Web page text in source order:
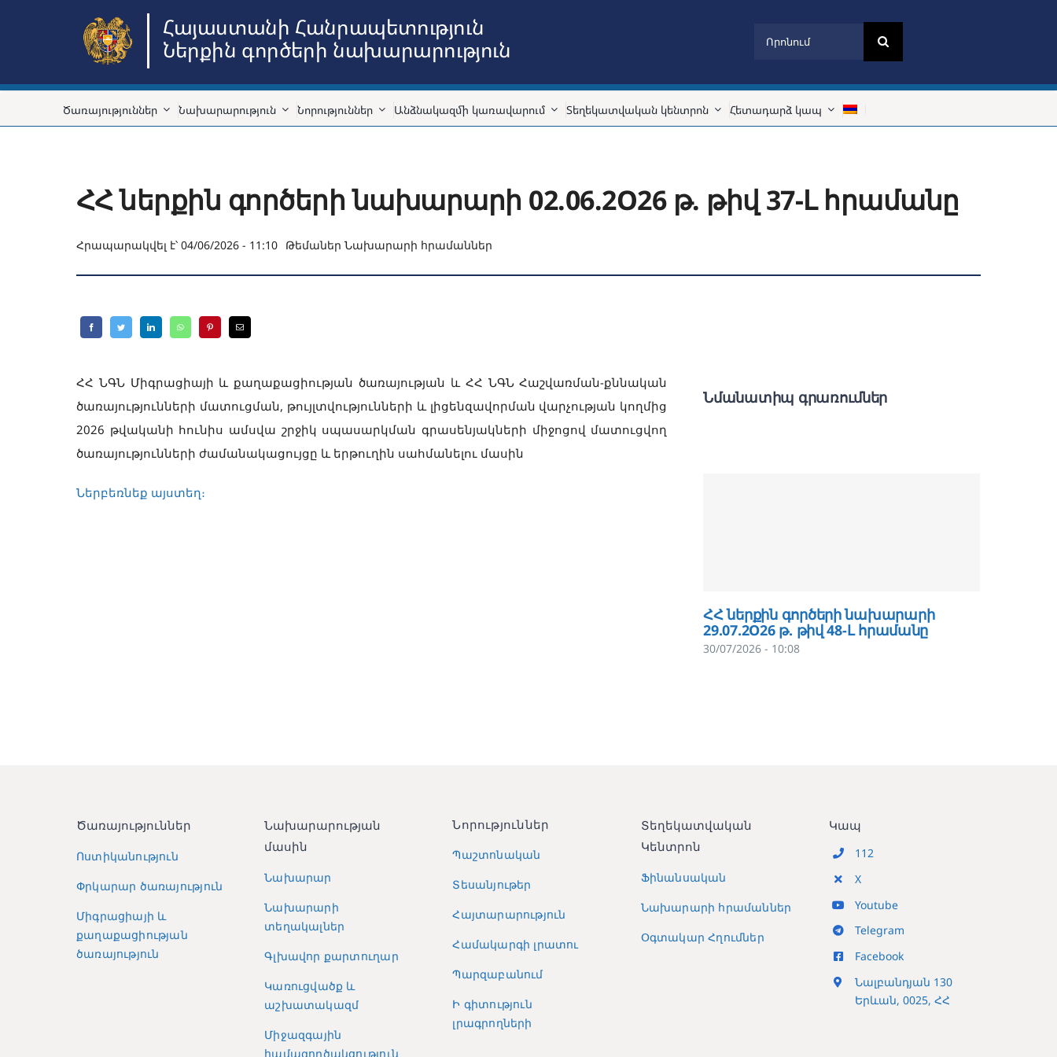
Հայաստանի Հանրապետություն
Ներքին գործերի նախարարություն
Ծառայություններ Նախարարություն Նորություններ Անձնակազմի կառավարում Տեղեկատվական կենտրոն Հետադարձ կապ
ՀՀ ներքին գործերի նախարարի 02.06.2O26 թ. թիվ 37-Լ հրամանը
Հրապարակվել է՝ 04/06/2026 - 11:10 Թեմաներ Նախարարի հրամաններ
ՀՀ ՆԳՆ Միգրացիայի և քաղաքացիության ծառայության և ՀՀ ՆԳՆ Հաշվառման-քննական
ծառայությունների մատուցման, թույլտվությունների և լիցենզավորման վարչության կողմից
2026 թվականի հունիս ամսվա շրջիկ սպասարկման գրասենյակների միջոցով մատուցվող
ծառայությունների ժամանակացույցը և երթուղին սահմանելու մասին
Ներբեռնեք այստեղ։
Նմանատիպ գրառումներ
ՀՀ ներքին գործերի նախարարի
29.07.2O26 թ. թիվ 48-Լ հրամանը
30/07/2026 - 10:08
Ծառայություններ
Ոստիկանություն
Փրկարար ծառայություն
Միգրացիայի և
քաղաքացիության
ծառայություն
Նախարարության
մասին
Նախարար
Նախարարի
տեղակալներ
Գլխավոր քարտուղար
Կառուցվածք և
աշխատակազմ
Միջազգային
համագործակցություն
Նորություններ
Պաշտոնական
Տեսանյութեր
Հայտարարություն
Համակարգի լրատու
Պարզաբանում
Ի գիտություն
լրագրողների
Տեղեկատվական
Կենտրոն
Ֆինանսական
Նախարարի հրամաններ
Օգտակար Հղումներ
Կապ
112
X
Youtube
Telegram
Facebook
Նալբանդյան 130
Երևան, 0025, ՀՀ